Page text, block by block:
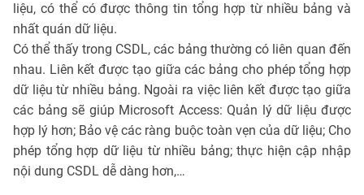
liệu, có thể có được thông tin tổng hợp từ nhiều bảng và
nhất quán dữ liệu.
Có thể thấy trong CSDL, các bảng thường có liên quan đến
nhau. Liên kết được tạo giữa các bảng cho phép tổng hợp
dữ liệu từ nhiều bảng. Ngoài ra việc liên kết được tạo giữa
các bảng sẽ giúp Microsoft Access: Quản lý dữ liệu được
hợp lý hơn; Bảo vệ các ràng buộc toàn vẹn của dữ liệu; Cho
phép tổng hợp dữ liệu từ nhiều bảng; thực hiện cập nhập
nội dung CSDL dễ dàng hơn,…